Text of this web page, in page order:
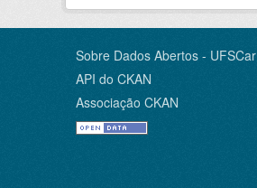
Sobre Dados Abertos - UFSCar
API do CKAN
Associação CKAN